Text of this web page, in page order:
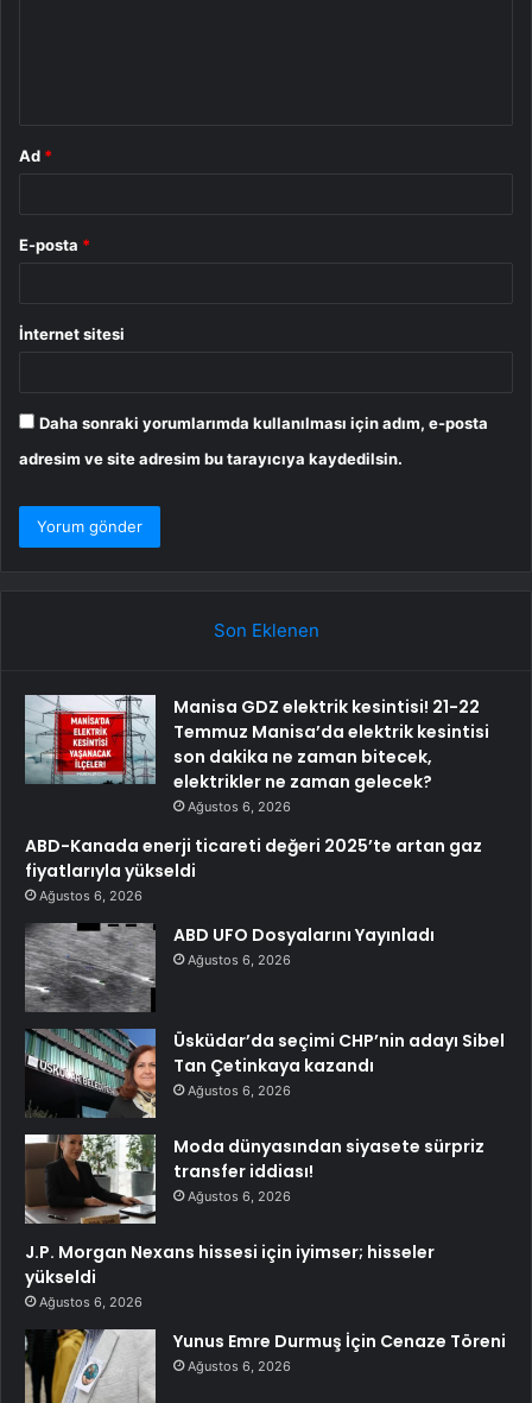
Ad *
E-posta *
İnternet sitesi
Daha sonraki yorumlarımda kullanılması için adım, e-posta
adresim ve site adresim bu tarayıcıya kaydedilsin.
Son Eklenen
Manisa GDZ elektrik kesintisi! 21-22
Temmuz Manisa’da elektrik kesintisi
son dakika ne zaman bitecek,
elektrikler ne zaman gelecek?
Ağustos 6, 2026
ABD-Kanada enerji ticareti değeri 2025’te artan gaz
fiyatlarıyla yükseldi
Ağustos 6, 2026
ABD UFO Dosyalarını Yayınladı
Ağustos 6, 2026
Üsküdar’da seçimi CHP’nin adayı Sibel
Tan Çetinkaya kazandı
Ağustos 6, 2026
Moda dünyasından siyasete sürpriz
transfer iddiası!
Ağustos 6, 2026
J.P. Morgan Nexans hissesi için iyimser; hisseler
yükseldi
Ağustos 6, 2026
Yunus Emre Durmuş İçin Cenaze Töreni
Ağustos 6, 2026